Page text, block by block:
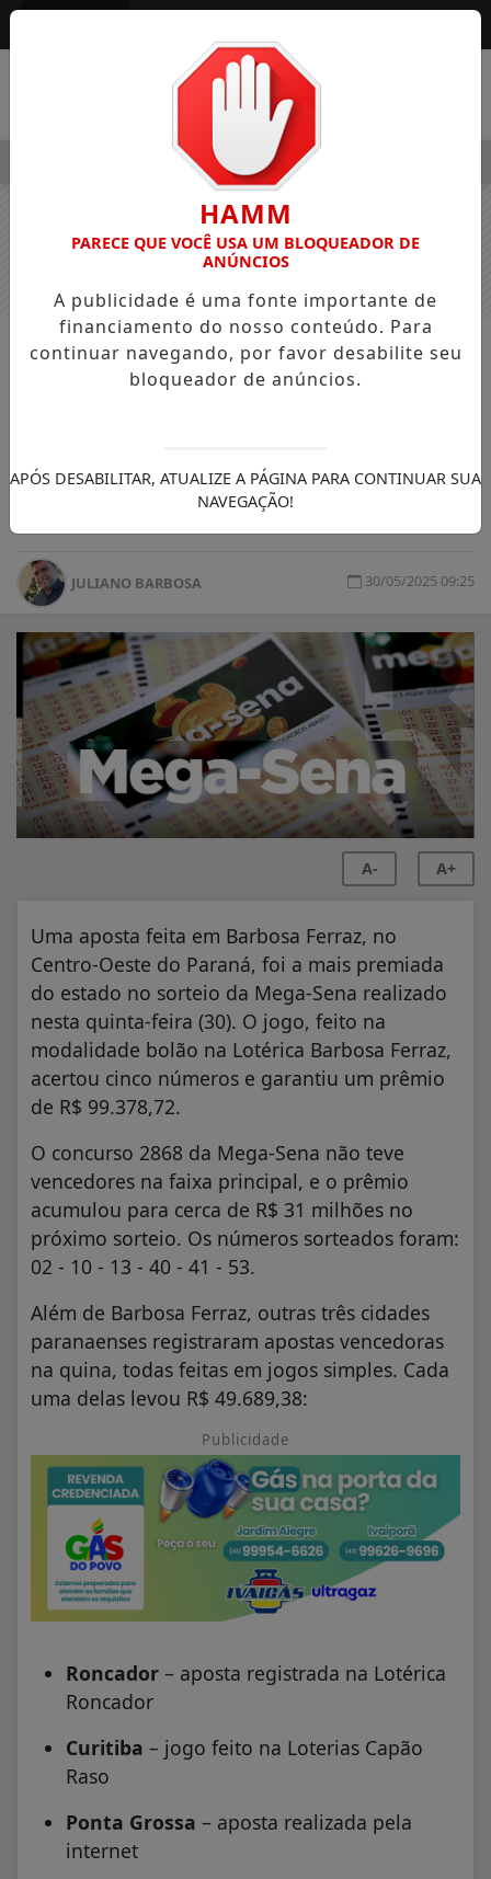
OSVALDO PEDRO DOS SANTOS, O “NEGUINHO DA
NOTÍCIAS GERAL
Aposta de Barbosa Ferraz leva
paranaenses também têm ganhadores no
JULIANO BARBOSA 30/05/2025 09:25
A- A+
Uma aposta feita em Barbosa Ferraz, no
Centro-Oeste do Paraná, foi a mais premiada
do estado no sorteio da Mega-Sena realizado
nesta quinta-feira (30). O jogo, feito na
modalidade bolão na Lotérica Barbosa Ferraz,
acertou cinco números e garantiu um prêmio
de R$ 99.378,72.
O concurso 2868 da Mega-Sena não teve
vencedores na faixa principal, e o prêmio
acumulou para cerca de R$ 31 milhões no
próximo sorteio. Os números sorteados foram:
02 - 10 - 13 - 40 - 41 - 53.
Além de Barbosa Ferraz, outras três cidades
paranaenses registraram apostas vencedoras
na quina, todas feitas em jogos simples. Cada
uma delas levou R$ 49.689,38:
Publicidade
Roncador – aposta registrada na Lotérica
Roncador
Curitiba – jogo feito na Loterias Capão
Raso
Ponta Grossa – aposta realizada pela
internet
HAMM
PARECE QUE VOCÊ USA UM BLOQUEADOR DE
ANÚNCIOS
A publicidade é uma fonte importante de
financiamento do nosso conteúdo. Para
continuar navegando, por favor desabilite seu
bloqueador de anúncios.
APÓS DESABILITAR, ATUALIZE A PÁGINA PARA CONTINUAR SUA
NAVEGAÇÃO!